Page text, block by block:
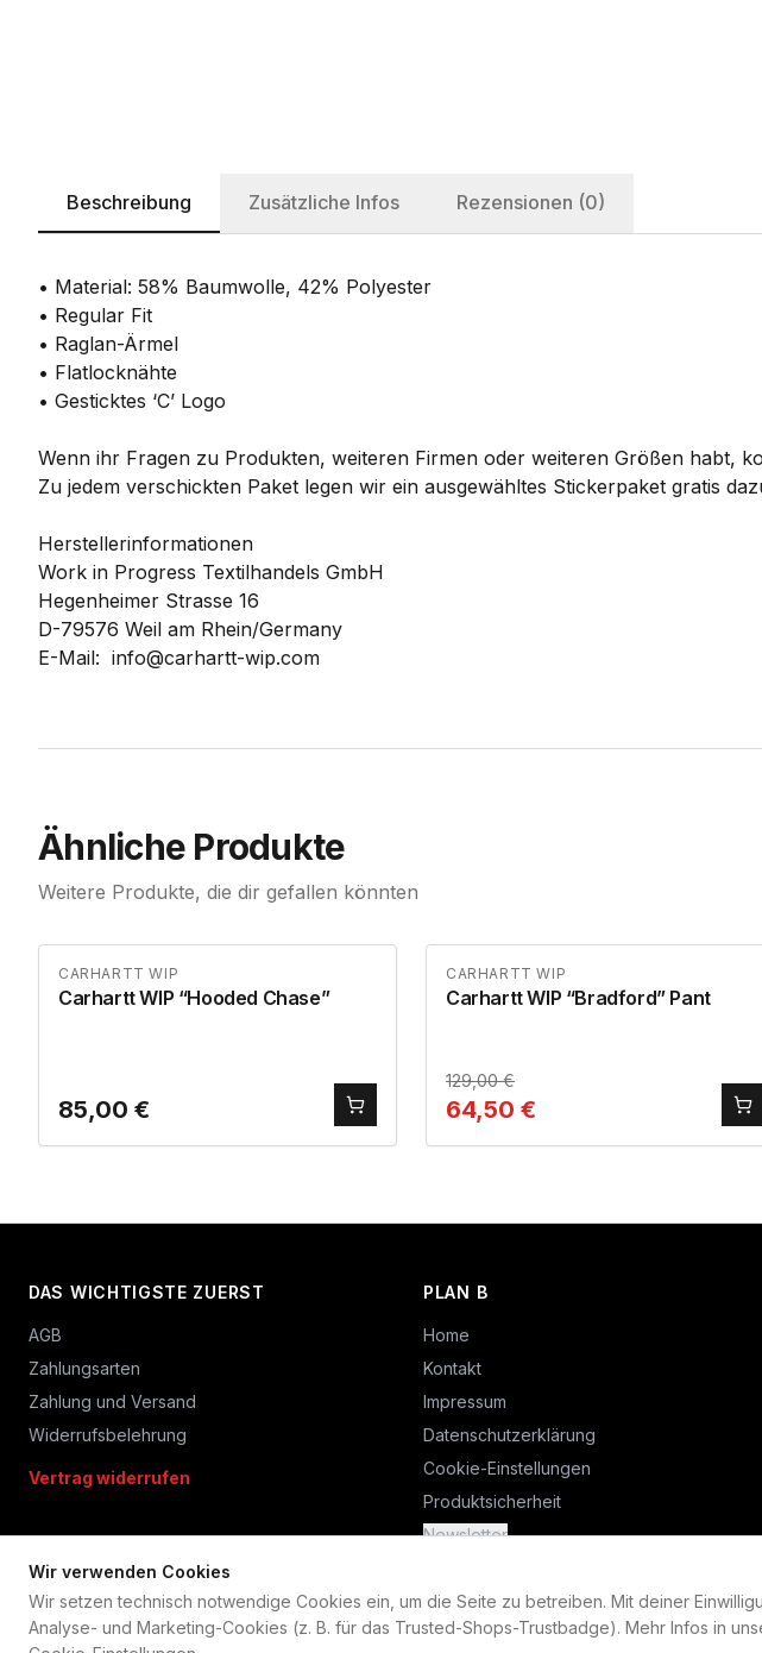
Wir verwenden Cookies
Wir setzen technisch notwendige Cookies ein, um die Seite zu betreiben. Mit deiner
Analyse- und Marketing-Cookies (z. B. für das Trusted-Shops-Trustbadge). Mehr Infos in
Beschreibung Zusätzliche Infos Rezensionen (0)
• Material: 58% Baumwolle, 42% Polyester
• Regular Fit
• Raglan-Ärmel
• Flatlocknähte
• Gesticktes ‘C’ Logo
Wenn ihr Fragen zu Produkten, weiteren Firmen oder weiteren Größen habt,
Zu jedem verschickten Paket legen wir ein ausgewähltes Stickerpaket gratis
Herstellerinformationen
Work in Progress Textilhandels GmbH
Hegenheimer Strasse 16
D-79576 Weil am Rhein/Germany
E-Mail: info@carhartt-wip.com
Ähnliche Produkte
Weitere Produkte, die dir gefallen könnten
CARHARTT WIP
Carhartt WIP “Hooded Chase”
85,00 €
CARHARTT WIP
Carhartt WIP “Bradford” Pant
129,00€
64,50 €
DAS WICHTIGSTE ZUERST
AGB
Zahlungsarten
Zahlung und Versand
Widerrufsbelehrung
Vertrag widerrufen
PLAN B
Home
Kontakt
Impressum
Datenschutzerklärung
Cookie-Einstellungen
Produktsicherheit
Newsletter
©2026 Plan